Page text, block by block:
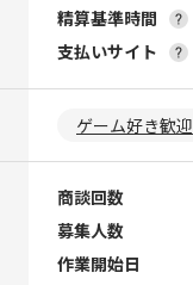
精算基準時間
支払いサイト
ゲーム好き歓迎
商談回数
募集人数
作業開始日